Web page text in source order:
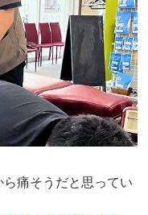
痛そうだと思ってい